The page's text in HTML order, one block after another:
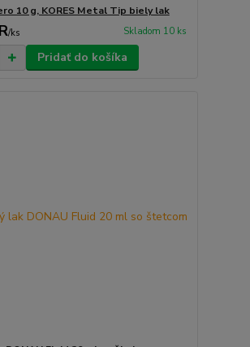
10 g, KORES Metal Tip biely lak
/ks Skladom 10 ks
Pridať do košíka